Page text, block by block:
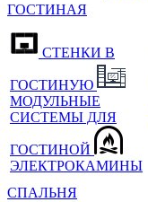
ГОСТИНАЯ
СТЕНКИ В
ГОСТИНУЮ
МОДУЛЬНЫЕ
СИСТЕМЫ ДЛЯ
ГОСТИНОЙ
ЭЛЕКТРОКАМИНЫ
СПАЛЬНЯ